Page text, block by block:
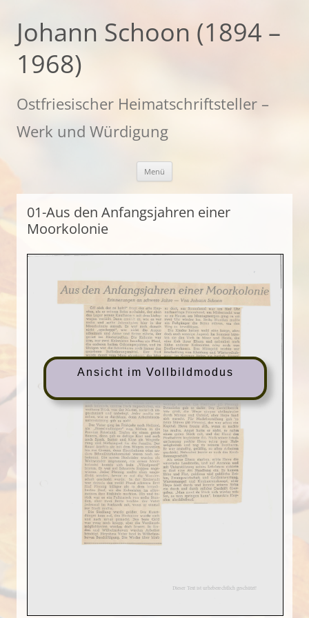
springen
Johann Schoon (1894 –
1968)
Ostfriesischer Heimatschriftsteller –
Werk und Würdigung
Menü
01-Aus den Anfangsjahren einer
Moorkolonie
Ansicht im Vollbildmodus